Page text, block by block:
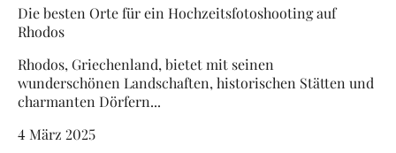
Die besten Orte für ein Hochzeitsfotoshooting auf
Rhodos
Rhodos, Griechenland, bietet mit seinen
wunderschönen Landschaften, historischen Stätten und
charmanten Dörfern...
4 März 2025